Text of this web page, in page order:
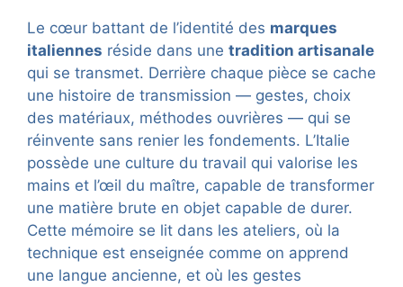
Le cœur battant de l’identité des marques
italiennes réside dans une tradition artisanale
qui se transmet. Derrière chaque pièce se cache
une histoire de transmission — gestes, choix
des matériaux, méthodes ouvrières — qui se
réinvente sans renier les fondements. L’Italie
possède une culture du travail qui valorise les
mains et l’œil du maître, capable de transformer
une matière brute en objet capable de durer.
Cette mémoire se lit dans les ateliers, où la
technique est enseignée comme on apprend
une langue ancienne, et où les gestes